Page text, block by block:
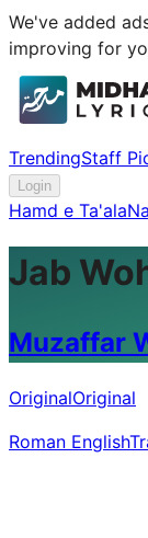
We've added
improving for
TrendingStaff
Login
Hamd e Ta'ala
Jab
Muzaffar
OriginalOriginal
Roman English